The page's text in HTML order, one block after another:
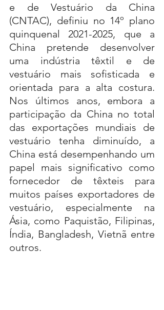
e de Vestuário da China
(CNTAC), definiu no 14º plano
quinquenal 2021-2025, que a
China pretende desenvolver
uma indústria têxtil e de
vestuário mais sofisticada e
orientada para a alta costura.
Nos últimos anos, embora a
participação da China no total
das exportações mundiais de
vestuário tenha diminuído, a
China está desempenhando um
papel mais significativo como
fornecedor de têxteis para
muitos países exportadores de
vestuário, especialmente na
Ásia, como Paquistão, Filipinas,
Índia, Bangladesh, Vietnã entre
outros.